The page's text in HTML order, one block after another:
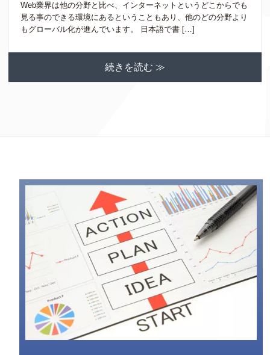
Web業界は他の分野と比べ、インターネットというどこからでも
見る事のできる環境にあるということもあり、他のどの分野より
もグローバル化が進んでいます。 日本語で書 […]
続きを読む ≫